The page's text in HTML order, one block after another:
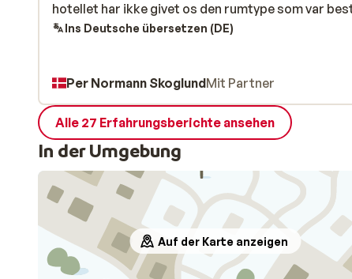
hotellet har ikke givet os den rumtype som var
hotellet har ikke givet os den rumtype som var
Ins Deutsche übersetzen (DE)
Per Normann SkoglundMit Partner
Alle 27 Erfahrungsberichte ansehen
In der Umgebung
Auf der Karte anzeigen